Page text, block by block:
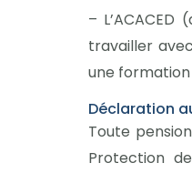
–
travailler
une
Déclaration
Toute
Protection